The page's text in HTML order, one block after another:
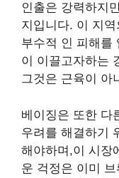
인출은 강력하지
지입니다. 이 지
부수적 인 피해를
이 이끌고자하는
그것은 근육이 아
베이징은 또한 다
우려를 해결하기
해야하며,이 시장
운 걱정은 이미